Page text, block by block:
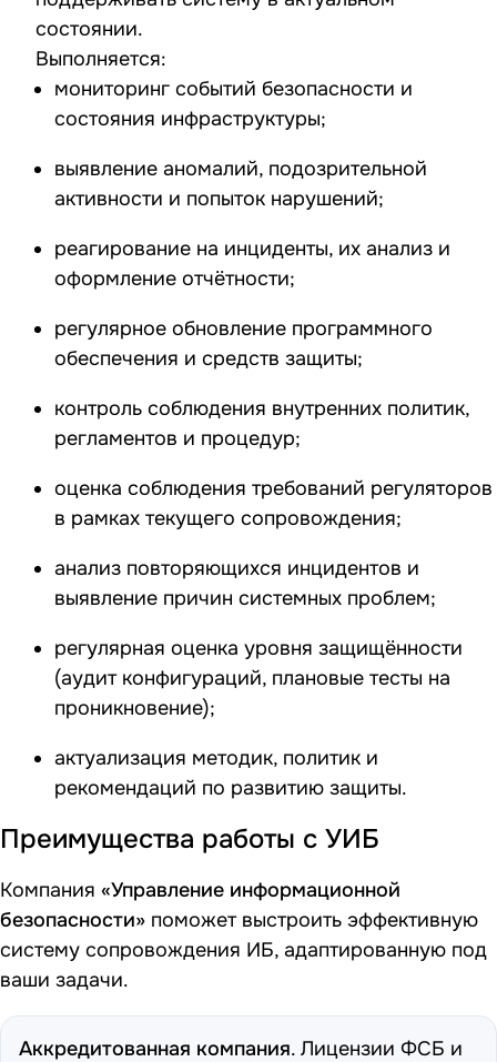
состоянии.
Выполняется:
мониторинг событий безопасности и
состояния инфраструктуры;
выявление аномалий, подозрительной
активности и попыток нарушений;
реагирование на инциденты, их анализ и
оформление отчётности;
регулярное обновление программного
обеспечения и средств защиты;
контроль соблюдения внутренних политик,
регламентов и процедур;
оценка соблюдения требований регуляторов
в рамках текущего сопровождения;
анализ повторяющихся инцидентов и
выявление причин системных проблем;
регулярная оценка уровня защищённости
(аудит конфигураций, плановые тесты на
проникновение);
актуализация методик, политик и
рекомендаций по развитию защиты.
Преимущества работы с УИБ
Компания «Управление информационной
безопасности» поможет выстроить эффективную
систему сопровождения ИБ, адаптированную под
ваши задачи.
Аккредитованная компания. Лицензии ФСБ и